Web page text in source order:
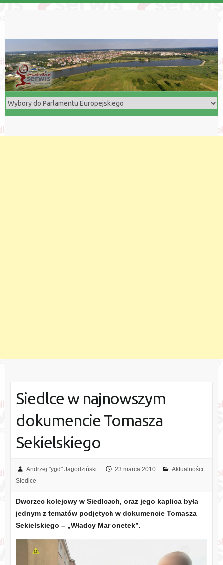
Siedlce w najnowszym
dokumencie Tomasza
Sekielskiego
Andrzej "ygd" Jagodziński 23 marca 2010 Aktualności,
Siedlce
Dworzec kolejowy w Siedlcach, oraz jego kaplica była
jednym z tematów podjętych w dokumencie Tomasza
Sekielskiego – „Władcy Marionetek”.